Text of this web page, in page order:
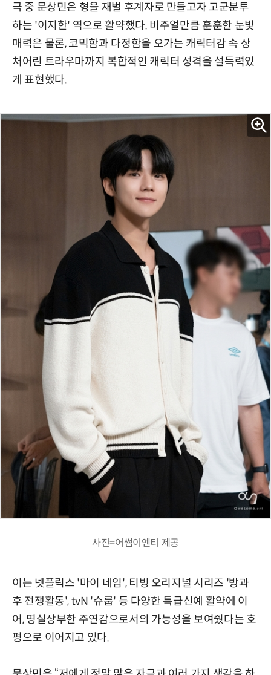
극 중 문상민은 형을 재벌 후계자로 만들고자 고군분투
하는 '이지한' 역으로 활약했다. 비주얼만큼 훈훈한 눈빛
매력은 물론, 코믹함과 다정함을 오가는 캐릭터감 속 상
처어린 트라우마까지 복합적인 캐릭터 성격을 설득력있
게 표현했다.
사진=어썸이엔티 제공
이는 넷플릭스 '마이 네임', 티빙 오리지널 시리즈 '방과
후 전쟁활동', tvN '슈룹' 등 다양한 특급신예 활약에 이
어, 명실상부한 주연감으로서의 가능성을 보여줬다는 호
평으로 이어지고 있다.